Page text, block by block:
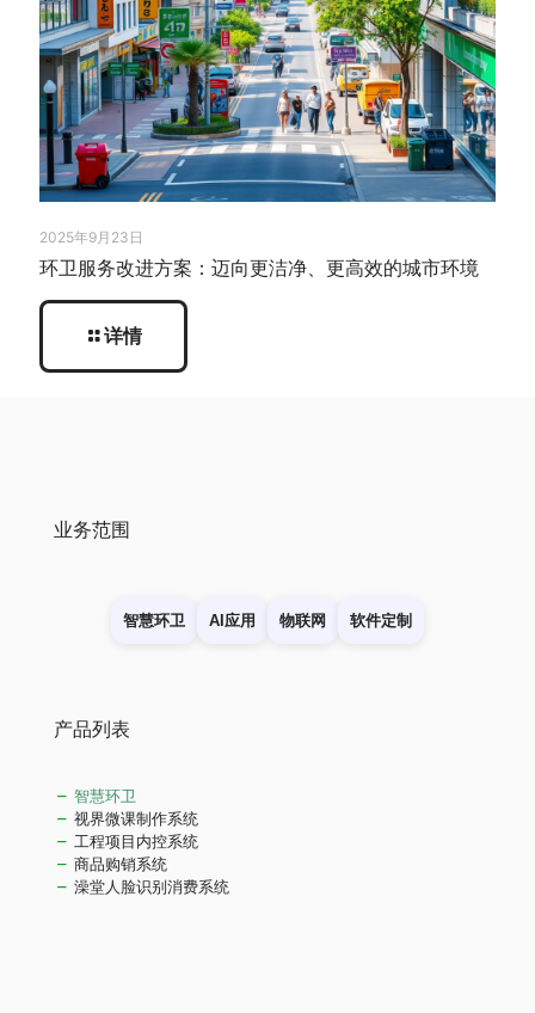
2025年9月23日
环卫服务改进方案：迈向更洁净、更高效的城市环境
详情
业务范围
智慧环卫 AI应用 物联网 软件定制
产品列表
智慧环卫
视界微课制作系统
工程项目内控系统
商品购销系统
澡堂人脸识别消费系统